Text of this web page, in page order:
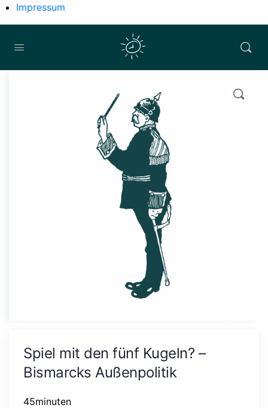
Impressum
Spiel mit den fünf Kugeln? –
Bismarcks Außenpolitik
45minuten